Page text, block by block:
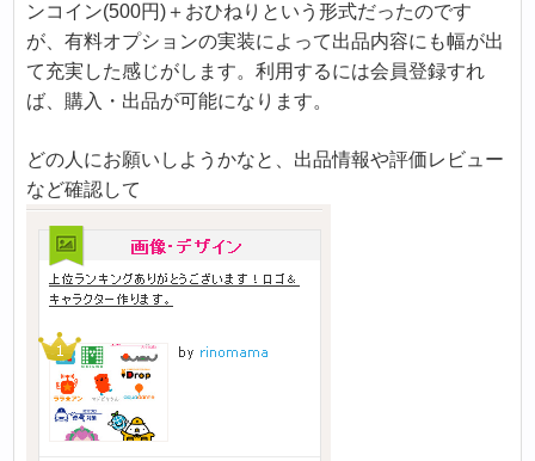
ンコイン(500円)＋おひねりという形式だったのです
が、有料オプションの実装によって出品内容にも幅が出
て充実した感じがします。利用するには会員登録すれ
ば、購入・出品が可能になります。
どの人にお願いしようかなと、出品情報や評価レビュー
など確認して